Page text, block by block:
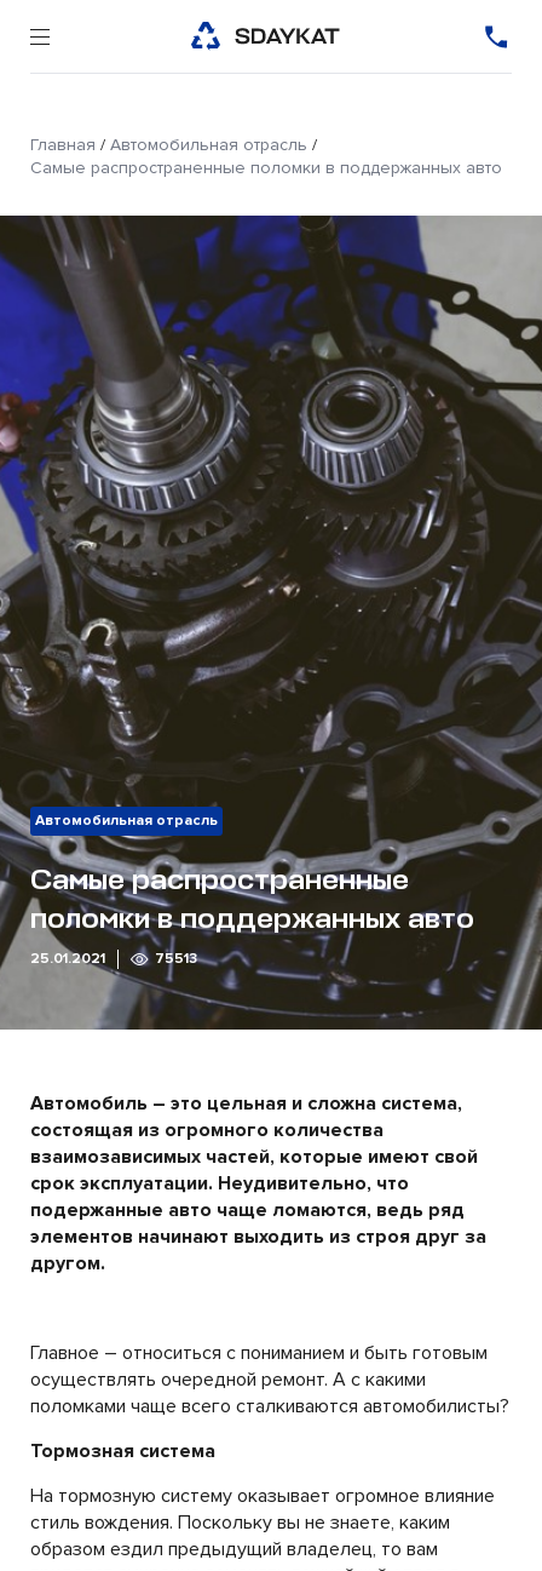
Главная / Автомобильная отрасль /
Самые распространенные поломки в поддержанных авто
Автомобильная отрасль
Самые распространенные
поломки в поддержанных авто
25.01.2021 75513
Автомобиль – это цельная и сложна система,
состоящая из огромного количества
взаимозависимых частей, которые имеют свой
срок эксплуатации. Неудивительно, что
подержанные авто чаще ломаются, ведь ряд
элементов начинают выходить из строя друг за
другом.
Главное – относиться с пониманием и быть готовым
осуществлять очередной ремонт. А с какими
поломками чаще всего сталкиваются автомобилисты?
Тормозная система
На тормозную систему оказывает огромное влияние
стиль вождения. Поскольку вы не знаете, каким
образом ездил предыдущий владелец, то вам